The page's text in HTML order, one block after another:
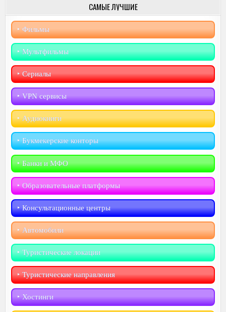
САМЫЕ ЛУЧШИЕ
‣︎ Фильмы
‣︎ Мультфильмы
‣︎ Сериалы
‣︎ VPN сервисы
‣︎ Аудиокниги
‣︎ Букмекерские конторы
‣︎ Банки и МФО
‣︎ Образовательные платформы
‣︎ Консультационные центры
‣︎ Автомобили
‣︎ Туристические локации
‣︎ Туристические направления
‣︎ Хостинги